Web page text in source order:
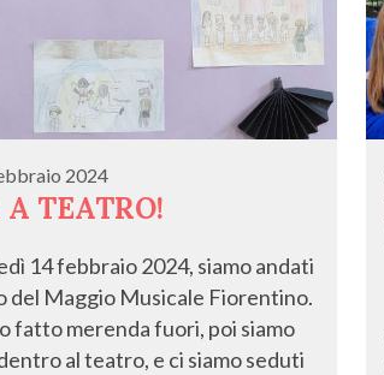
2024
TEATRO!
14 febbraio 2024, siamo andati
del Maggio Musicale Fiorentino.
fatto merenda fuori, poi siamo
al teatro, e ci siamo seduti